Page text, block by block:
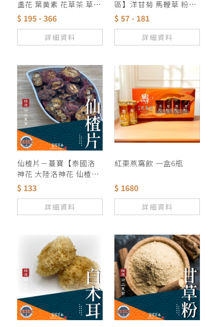
盞花 葉黃素 花草茶 草本
茶 茶葉 茶包 眼睛保養
$ 195 - 366
詳細資料
區】洋甘菊 馬鞭草 粉紅
玫瑰 紅玫瑰 迷迭香 菊花
檸檬草 金銀花 茉莉花 薰
衣草 桃花桂花 歐薄荷
$ 57 - 181
詳細資料
仙楂片－蔓寶【泰國洛
神花 大陸洛神花 仙楂片
特級烏梅 】養生 促進新
陳代謝 保健美顏 夏天聖
品 山楂 酸梅湯 烏梅 花
茶
$ 133
詳細資料
紅棗燕窩飲 一盒6瓶
$ 1680
詳細資料